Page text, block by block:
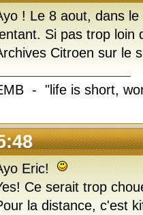
! Le 8 aout, dans
Si pas trop loin
Citroen sur le
- "life is short,
Eric!
Ce serait trop
la distance, c'est